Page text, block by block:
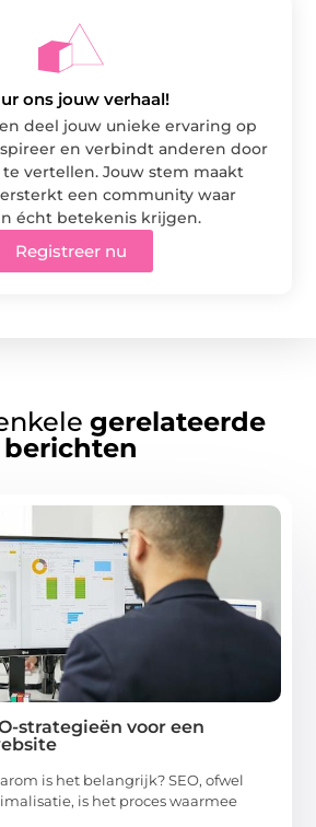
ons jouw verhaal!
deel jouw unieke ervaring op
en verbindt anderen door
te vertellen. Jouw stem maakt
een community waar
écht betekenis krijgen.
Registreer nu
gerelateerde
berichten
strategieën voor een
is het belangrijk? SEO, ofwel
is het proces waarmee